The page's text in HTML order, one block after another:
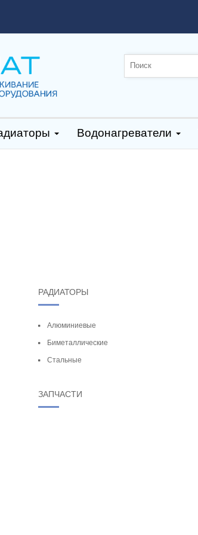
Водонагреватели
РАДИАТОРЫ
Алюминиевые
Биметаллические
Стальные
ЗАПЧАСТИ